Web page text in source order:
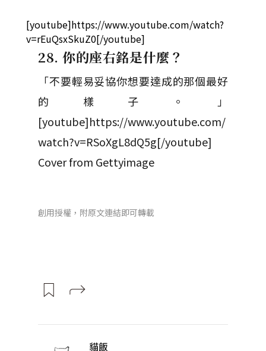
[youtube]https://www.youtube.com/watch?
v=rEuQsxSkuZ0[/youtube]
28. 你的座右銘是什麼？
「不要輕易妥協你想要達成的那個最好
的樣子。」
[youtube]https://www.youtube.com/
watch?v=RSoXgL8dQ5g[/youtube]
Cover from Gettyimage
創用授權，附原文連結即可轉載
貓飯